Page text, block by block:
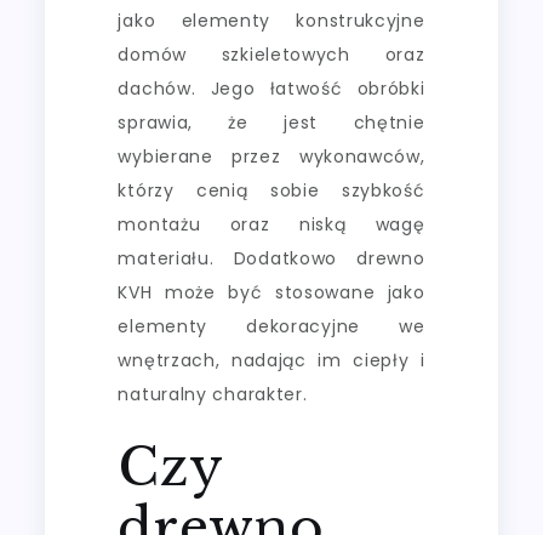
jako elementy konstrukcyjne
domów szkieletowych oraz
dachów. Jego łatwość obróbki
sprawia, że jest chętnie
wybierane przez wykonawców,
którzy cenią sobie szybkość
montażu oraz niską wagę
materiału. Dodatkowo drewno
KVH może być stosowane jako
elementy dekoracyjne we
wnętrzach, nadając im ciepły i
naturalny charakter.
Czy